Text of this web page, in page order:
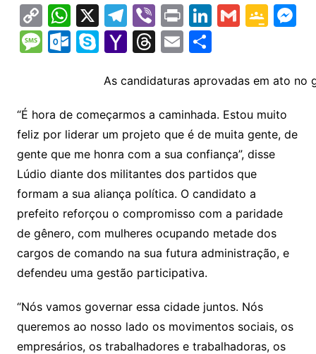
C
o
p
Li
n
k
W
h
at
A
p
p
X T
el
e
gr
a
m
Vi
b
er
Pr
in
t
Li
n
k
e
dI
n
G
l
G
gl
e
Cl
a
o
o
m
M
s
n
M
s
a
g
e
O
o
k.
c
o
m
S
y
p
e
Y
h
o
o
M
ai
l
T
e
a
d
s
E
ai
l
S
ar
e
As candidaturas aprovadas em ato no
“É hora de começarmos a caminhada. Estou muito
feliz por liderar um projeto que é de muita gente, de
gente que me honra com a sua confiança”, disse
Lúdio diante dos militantes dos partidos que
formam a sua aliança política. O candidato a
prefeito reforçou o compromisso com a paridade
de gênero, com mulheres ocupando metade dos
cargos de comando na sua futura administração, e
defendeu uma gestão participativa.
“Nós vamos governar essa cidade juntos. Nós
queremos ao nosso lado os movimentos sociais, os
empresários, os trabalhadores e trabalhadoras, os